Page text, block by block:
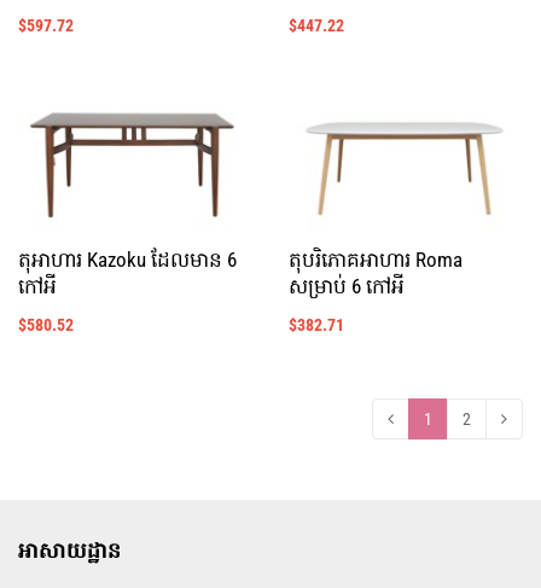
$597.72 $447.22
តុអាហារ Kazoku ដែលមាន 6
កៅអី
$580.52
តុបរិភោគអាហារ Roma
សម្រាប់ 6 កៅអី
$382.71
1 2
អាសាយដ្ឋាន